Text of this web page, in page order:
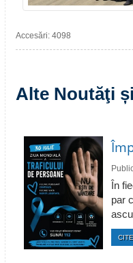
Accesări: 4098
Alte Noutăţi
În
par